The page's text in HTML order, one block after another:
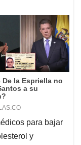
para bajar
y